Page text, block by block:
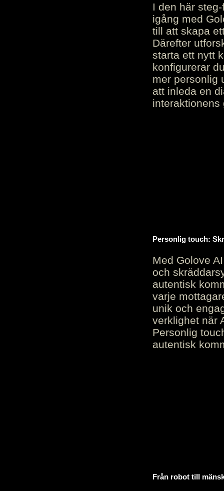
I den här
igång med
till att skapa
Därefter
starta ett nytt
konfigurerar
mer personlig
att inleda en
interaktionens
Personlig touch:
Med Golove
och
autentisk
varje
unik och
verklighet när
Personlig
autentisk
Från robot till